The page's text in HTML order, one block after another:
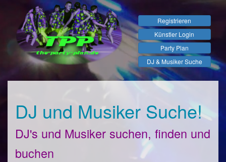
Registrieren
Künstler Login
Party Plan
DJ & Musiker Suche
DJ und Musiker Suche!
DJ's und Musiker suchen, finden und
buchen